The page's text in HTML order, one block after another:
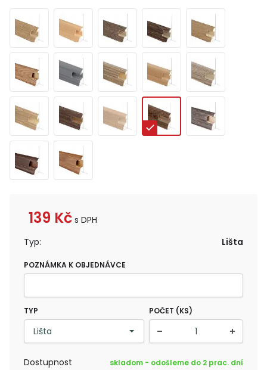
139 Kč s DPH
Typ:
Lišta
POZNÁMKA K OBJEDNÁVCE
TYP POČET (KS)
Dostupnost skladom - odošleme do 2 prac. dní